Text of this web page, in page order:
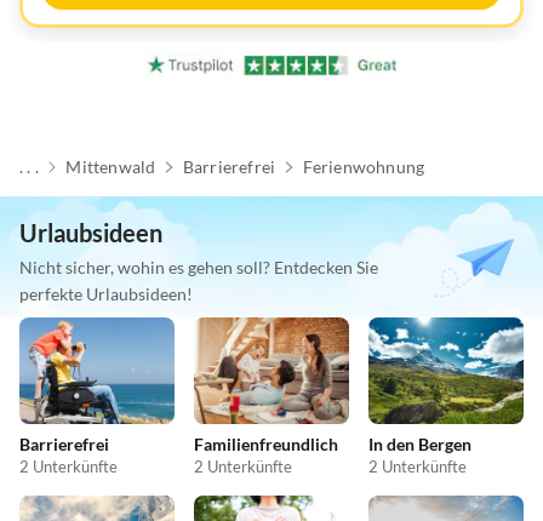
. . . Mittenwald Barrierefrei Ferienwohnung
Urlaubsideen
Nicht sicher, wohin es gehen soll? Entdecken Sie
perfekte Urlaubsideen!
Barrierefrei
2 Unterkünfte
Familienfreundlich
2 Unterkünfte
In den Bergen
2 Unterkünfte